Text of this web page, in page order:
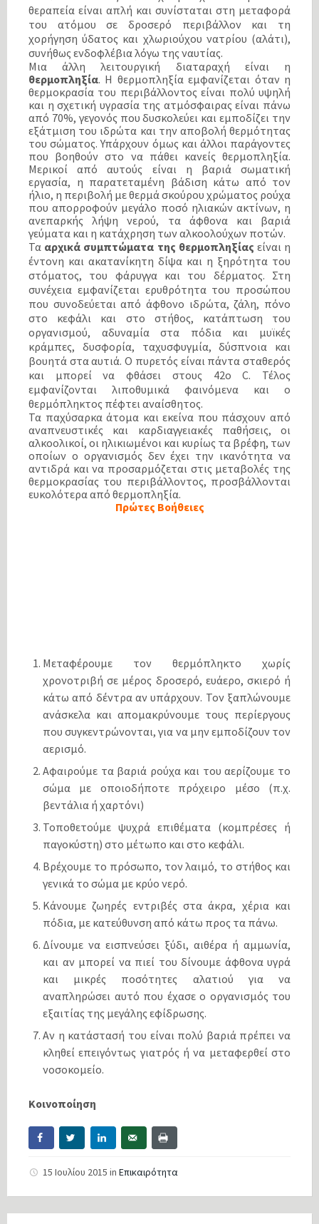
θεραπεία είναι απλή και συνίσταται στη μεταφορά
του ατόμου σε δροσερό περιβάλλον και τη
χορήγηση ύδατος και χλωριούχου νατρίου (αλάτι),
συνήθως ενδοφλέβια λόγω της ναυτίας.
Μια άλλη λειτουργική διαταραχή είναι η
θερμοπληξία. Η θερμοπληξία εμφανίζεται όταν η
θερμοκρασία του περιβάλλοντος είναι πολύ υψηλή
και η σχετική υγρασία της ατμόσφαιρας είναι πάνω
από 70%, γεγονός που δυσκολεύει και εμποδίζει την
εξάτμιση του ιδρώτα και την αποβολή θερμότητας
του σώματος. Υπάρχουν όμως και άλλοι παράγοντες
που βοηθούν στο να πάθει κανείς θερμοπληξία.
Μερικοί από αυτούς είναι η βαριά σωματική
εργασία, η παρατεταμένη βάδιση κάτω από τον
ήλιο, η περιβολή με θερμά σκούρου χρώματος ρούχα
που απορροφούν μεγάλο ποσό ηλιακών ακτίνων, η
ανεπαρκής λήψη νερού, τα άφθονα και βαριά
γεύματα και η κατάχρηση των αλκοολούχων ποτών.
Τα αρχικά συμπτώματα της θερμοπληξίας είναι η
έντονη και ακατανίκητη δίψα και η ξηρότητα του
στόματος, του φάρυγγα και του δέρματος. Στη
συνέχεια εμφανίζεται ερυθρότητα του προσώπου
που συνοδεύεται από άφθονο ιδρώτα, ζάλη, πόνο
στο κεφάλι και στο στήθος, κατάπτωση του
οργανισμού, αδυναμία στα πόδια και μυϊκές
κράμπες, δυσφορία, ταχυσφυγμία, δύσπνοια και
βουητά στα αυτιά. Ο πυρετός είναι πάντα σταθερός
και μπορεί να φθάσει στους 42ο C. Τέλος
εμφανίζονται λιποθυμικά φαινόμενα και ο
θερμόπληκτος πέφτει αναίσθητος.
Τα παχύσαρκα άτομα και εκείνα που πάσχουν από
αναπνευστικές και καρδιαγγειακές παθήσεις, οι
αλκοολικοί, οι ηλικιωμένοι και κυρίως τα βρέφη, των
οποίων ο οργανισμός δεν έχει την ικανότητα να
αντιδρά και να προσαρμόζεται στις μεταβολές της
θερμοκρασίας του περιβάλλοντος, προσβάλλονται
ευκολότερα από θερμοπληξία.
Πρώτες Βοήθειες
Μεταφέρουμε τον θερμόπληκτο χωρίς
χρονοτριβή σε μέρος δροσερό, ευάερο, σκιερό ή
κάτω από δέντρα αν υπάρχουν. Τον ξαπλώνουμε
ανάσκελα και απομακρύνουμε τους περίεργους
που συγκεντρώνονται, για να μην εμποδίζουν τον
αερισμό.
Αφαιρούμε τα βαριά ρούχα και του αερίζουμε το
σώμα με οποιοδήποτε πρόχειρο μέσο (π.χ.
βεντάλια ή χαρτόνι)
Τοποθετούμε ψυχρά επιθέματα (κομπρέσες ή
παγοκύστη) στο μέτωπο και στο κεφάλι.
Βρέχουμε το πρόσωπο, τον λαιμό, το στήθος και
γενικά το σώμα με κρύο νερό.
Κάνουμε ζωηρές εντριβές στα άκρα, χέρια και
πόδια, με κατεύθυνση από κάτω προς τα πάνω.
Δίνουμε να εισπνεύσει ξύδι, αιθέρα ή αμμωνία,
και αν μπορεί να πιεί του δίνουμε άφθονα υγρά
και μικρές ποσότητες αλατιού για να
αναπληρώσει αυτό που έχασε ο οργανισμός του
εξαιτίας της μεγάλης εφίδρωσης.
Αν η κατάστασή του είναι πολύ βαριά πρέπει να
κληθεί επειγόντως γιατρός ή να μεταφερθεί στο
νοσοκομείο.
Κοινοποίηση
15 Ιουλίου 2015 in Επικαιρότητα